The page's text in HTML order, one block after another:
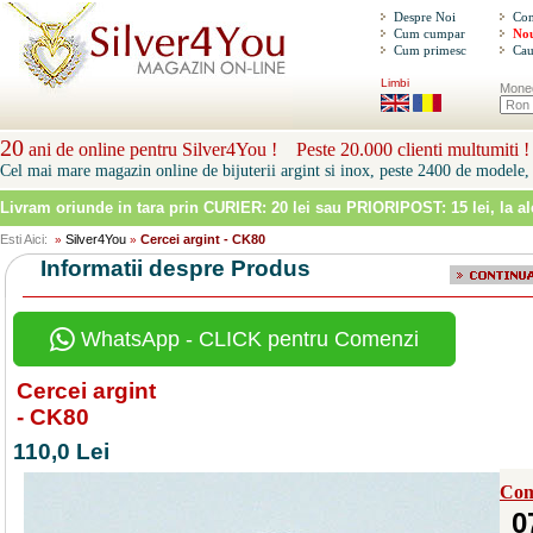
Despre Noi
Cum cumpar
Cum primesc
Limbi
20 ani de online pentru Silver4You ! Peste 20.000 clienti multumiti !
Cel mai mare magazin online de bijuterii argint si inox, peste 2400 de modele,
Livram oriunde in tara prin CURIER: 20 lei sau PRIORIPOST: 15 lei, la
Esti Aici: » Silver4You » Cercei argint - CK80
Informatii despre Produs
WhatsApp - CLICK pentru Comenzi
Cercei argint
- CK80
110,0 Lei